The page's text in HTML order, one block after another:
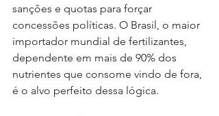
sanções e quotas para forçar
concessões políticas. O Brasil, o maior
importador mundial de fertilizantes,
dependente em mais de 90% dos
nutrientes que consome vindo de fora,
é o alvo perfeito dessa lógica.